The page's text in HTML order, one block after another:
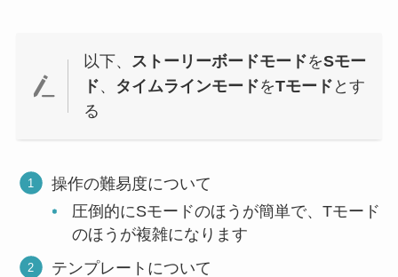
以下、 ストーリーボードモードをSモー
ド、 タイムラインモードをTモード とす
る
操作の難易度について
圧倒的にSモードのほうが簡単で、Tモード
のほうが複雑になります
テンプレートについて